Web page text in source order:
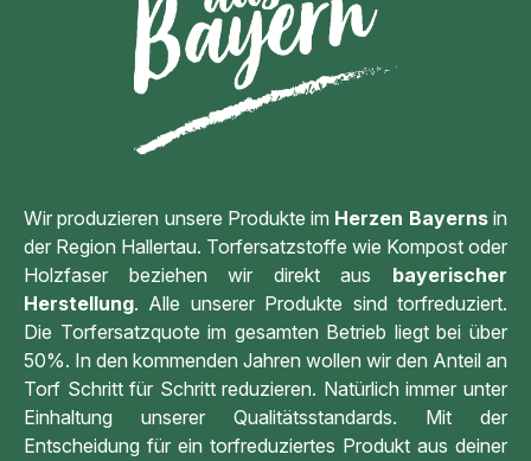
Wir produzieren unsere Produkte im Herzen Bayernsin
der Region Hallertau. Torfersatzstoffe wie Kompost oder
Holzfaser beziehen wir direkt aus bayerischer
Herstellung. Alle unserer Produkte sind torfreduziert.
Die Torfersatzquote im gesamten Betrieb liegt bei über
50%. In den kommenden Jahren wollen wir den Anteil an
Torf Schritt für Schritt reduzieren. Natürlich immer unter
Einhaltung unserer Qualitätsstandards. Mit der
Entscheidung für ein torfreduziertes Produkt aus deiner